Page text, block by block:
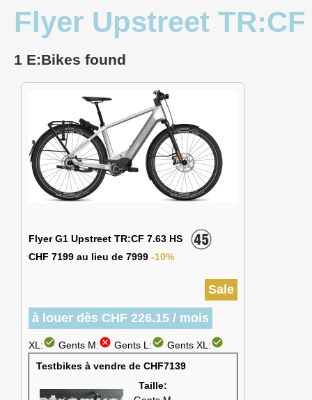
Flyer Upstreet TR:CF
1 E:Bikes found
Flyer G1 Upstreet TR:CF 7.63 HS
CHF 7199 au lieu de 7999 -10%
Sale
à louer dès CHF 226.15 / mois
XL:check_circle Gents M:cancel Gents L:check_circle Gents XL:check_circle
Testbikes à vendre de CHF7139
Taille: